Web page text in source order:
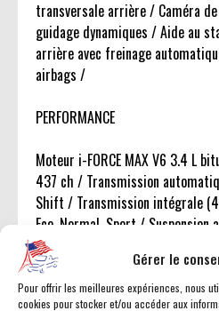
Gérer le
Pour offrir les meilleures expériences, nous
cookies pour stocker et/ou accéder aux
transversale arrière / Caméra
guidage dynamiques / Aide au
arrière avec freinage
airbags /
PERFORMANCE
Moteur i-FORCE MAX V6 3.4 L
437 ch / Transmission
Shift / Transmission intégrale
Eco, Normal, Sport /
Suspension adaptative (AVS) /
jusqu?à 4 082 kg (9 000 lb) /